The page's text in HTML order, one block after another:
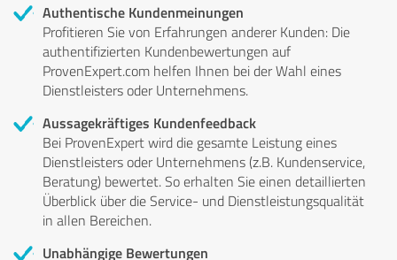
Authentische Kundenmeinungen
Profitieren Sie von Erfahrungen anderer Kunden: Die
authentifizierten Kundenbewertungen auf
ProvenExpert.com helfen Ihnen bei der Wahl eines
Dienstleisters oder Unternehmens.
Aussagekräftiges Kundenfeedback
Bei ProvenExpert wird die gesamte Leistung eines
Dienstleisters oder Unternehmens (z.B. Kundenservice,
Beratung) bewertet. So erhalten Sie einen detaillierten
Überblick über die Service- und Dienstleistungsqualität
in allen Bereichen.
Unabhängige Bewertungen